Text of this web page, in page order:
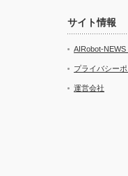
サイト情報
AIRobot-
プライバシー
運営会社